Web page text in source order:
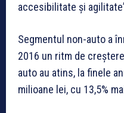
accesibilitate şi
Segmentul non-auto a
2016 un ritm de
auto au atins, la finele
milioane lei, cu 13,5%